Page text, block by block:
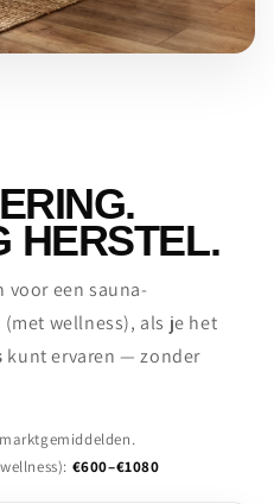
HERSTEL.
voor een sauna-
wellness), als je het
kunt ervaren — zonder
€600–€1080